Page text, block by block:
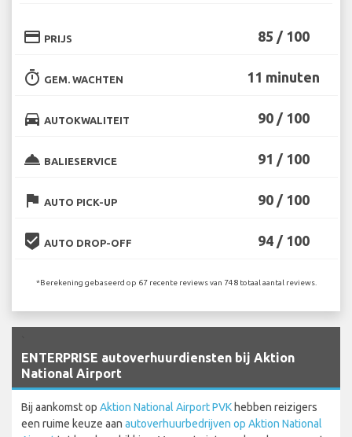
credit_card PRIJS 85 / 100
timer GEM. WACHTEN 11 minuten
directions_car AUTOKWALITEIT 90 / 100
room_service BALIESERVICE 91 / 100
flag AUTO PICK-UP 90 / 100
beenhere AUTO DROP-OFF 94 / 100
*Berekening gebaseerd op 67 recente reviews van 748 totaal aantal reviews.
ENTERPRISE autoverhuurdiensten bij Aktion
National Airport
Bij aankomst op Aktion National Airport PVKhebben reizigers
een ruime keuze aan autoverhuurbedrijven op Aktion National